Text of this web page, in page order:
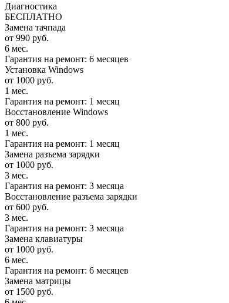
Диагностика
БЕСПЛАТНО
Замена тачпада
от 990 руб.
6 мес.
Гарантия на ремонт: 6 месяцев
Установка Windows
от 1000 руб.
1 мес.
Гарантия на ремонт: 1 месяц
Восстановление Windows
от 800 руб.
1 мес.
Гарантия на ремонт: 1 месяц
Замена разъема зарядки
от 1000 руб.
3 мес.
Гарантия на ремонт: 3 месяца
Восстановление разъема зарядки
от 600 руб.
3 мес.
Гарантия на ремонт: 3 месяца
Замена клавиатуры
от 1000 руб.
6 мес.
Гарантия на ремонт: 6 месяцев
Замена матрицы
от 1500 руб.